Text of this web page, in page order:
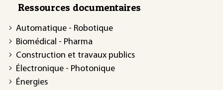
Ressources documentaires
Automatique - Robotique
Biomédical - Pharma
Construction et travaux publics
Électronique - Photonique
Énergies